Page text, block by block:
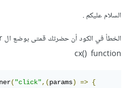
السلام عليكم .
cx() function
("click",(params) =>
{